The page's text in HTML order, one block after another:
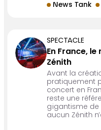
News Tank
SPECTACLE
En France,
Zénith
Avant la
pratiquement
concert en
reste une
gigantisme de
aucun Zénith